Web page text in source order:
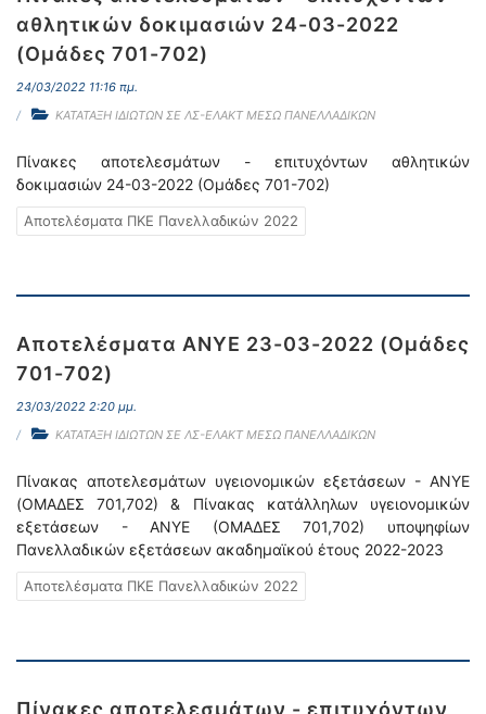
αθλητικών δοκιμασιών 24-03-2022
(Ομάδες 701-702)
24/03/2022 11:16 πμ.
ΚΑΤΑΤΑΞΗ ΙΔΙΩΤΩΝ ΣΕ ΛΣ-ΕΛΑΚΤ ΜΕΣΩ ΠΑΝΕΛΛΑΔΙΚΩΝ
Πίνακες αποτελεσμάτων - επιτυχόντων αθλητικών
δοκιμασιών 24-03-2022 (Ομάδες 701-702)
Αποτελέσματα ΠΚΕ Πανελλαδικών 2022
Αποτελέσματα ΑΝΥΕ 23-03-2022 (Ομάδες
701-702)
23/03/2022 2:20 μμ.
ΚΑΤΑΤΑΞΗ ΙΔΙΩΤΩΝ ΣΕ ΛΣ-ΕΛΑΚΤ ΜΕΣΩ ΠΑΝΕΛΛΑΔΙΚΩΝ
Πίνακας αποτελεσμάτων υγειονομικών εξετάσεων - ΑΝΥΕ
(ΟΜΑΔΕΣ 701,702) & Πίνακας κατάλληλων υγειονομικών
εξετάσεων - ΑΝΥΕ (ΟΜΑΔΕΣ 701,702) υποψηφίων
Πανελλαδικών εξετάσεων ακαδημαϊκού έτους 2022-2023
Αποτελέσματα ΠΚΕ Πανελλαδικών 2022
Πίνακες αποτελεσμάτων - επιτυχόντων